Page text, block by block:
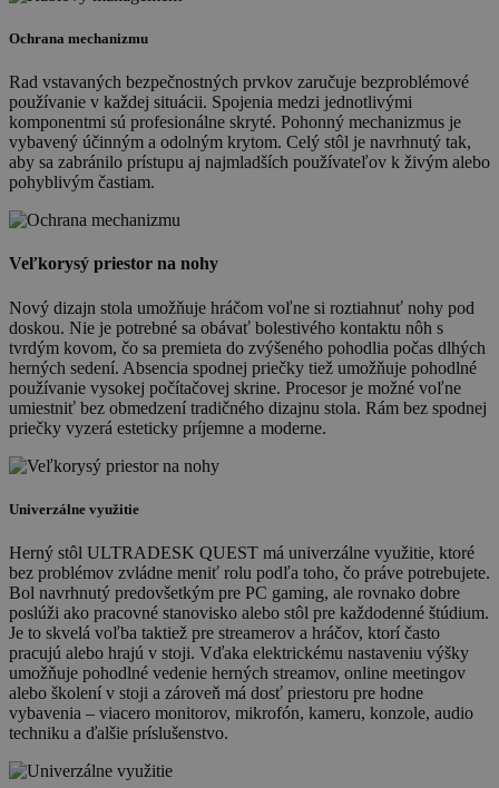
Ochrana mechanizmu
Rad vstavaných bezpečnostných prvkov zaručuje bezproblémové
používanie v každej situácii. Spojenia medzi jednotlivými
komponentmi sú profesionálne skryté. Pohonný mechanizmus je
vybavený účinným a odolným krytom. Celý stôl je navrhnutý tak,
aby sa zabránilo prístupu aj najmladších používateľov k živým alebo
pohyblivým častiam.
Veľkorysý priestor na nohy
Nový dizajn stola umožňuje hráčom voľne si roztiahnuť nohy pod
doskou. Nie je potrebné sa obávať bolestivého kontaktu nôh s
tvrdým kovom, čo sa premieta do zvýšeného pohodlia počas dlhých
herných sedení. Absencia spodnej priečky tiež umožňuje pohodlné
používanie vysokej počítačovej skrine. Procesor je možné voľne
umiestniť bez obmedzení tradičného dizajnu stola. Rám bez spodnej
priečky vyzerá esteticky príjemne a moderne.
Univerzálne využitie
Herný stôl ULTRADESK QUEST má univerzálne využitie, ktoré
bez problémov zvládne meniť rolu podľa toho, čo práve potrebujete.
Bol navrhnutý predovšetkým pre PC gaming, ale rovnako dobre
poslúži ako pracovné stanovisko alebo stôl pre každodenné štúdium.
Je to skvelá voľba taktiež pre streamerov a hráčov, ktorí často
pracujú alebo hrajú v stoji. Vďaka elektrickému nastaveniu výšky
umožňuje pohodlné vedenie herných streamov, online meetingov
alebo školení v stoji a zároveň má dosť priestoru pre hodne
vybavenia – viacero monitorov, mikrofón, kameru, konzole, audio
techniku a ďalšie príslušenstvo.